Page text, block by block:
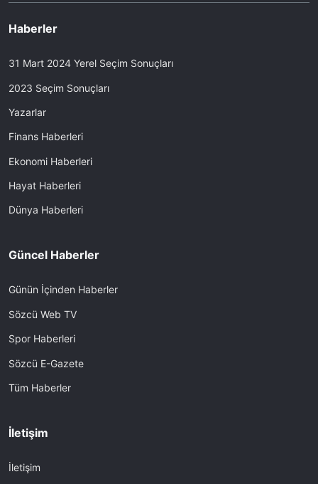
Haberler
31 Mart 2024 Yerel Seçim Sonuçları
2023 Seçim Sonuçları
Yazarlar
Finans Haberleri
Ekonomi Haberleri
Hayat Haberleri
Dünya Haberleri
Güncel Haberler
Günün İçinden Haberler
Sözcü Web TV
Spor Haberleri
Sözcü E-Gazete
Tüm Haberler
İletişim
İletişim